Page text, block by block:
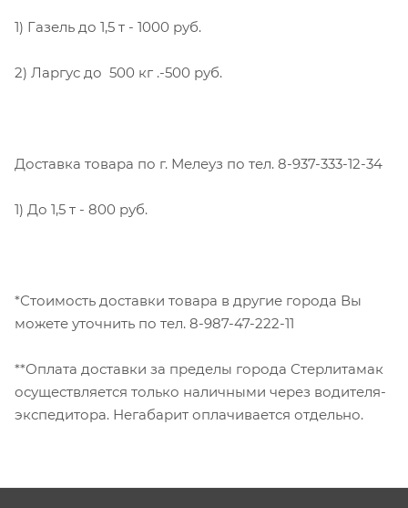
1) Газель до 1,5 т - 1000 руб.
2) Ларгус до 500 кг .-500 руб.
Доставка товара по г. Мелеуз по тел. 8-937-333-12-34
1) До 1,5 т - 800 руб.
*Стоимость доставки товара в другие города Вы
можете уточнить по тел. 8-987-47-222-11
**Оплата доставки за пределы города Стерлитамак
осуществляется только наличными через водителя-
экспедитора. Негабарит оплачивается отдельно.